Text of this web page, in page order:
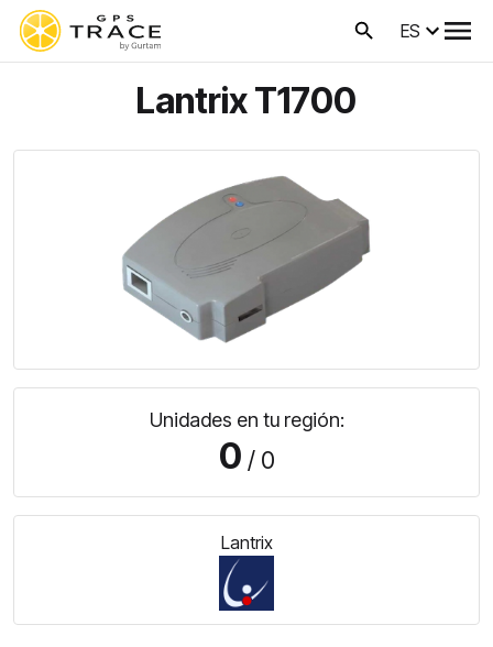
ES
Lantrix T1700
Unidades en tu región:
0 / 0
Lantrix